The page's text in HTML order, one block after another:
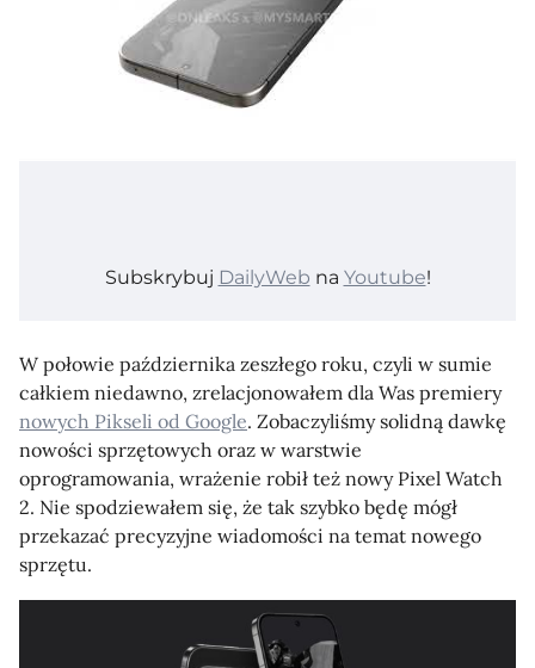
Subskrybuj DailyWeb na Youtube!
W połowie października zeszłego roku, czyli w sumie
całkiem niedawno, zrelacjonowałem dla Was premiery
nowych Pikseli od Google. Zobaczyliśmy solidną dawkę
nowości sprzętowych oraz w warstwie
oprogramowania, wrażenie robił też nowy Pixel Watch
2. Nie spodziewałem się, że tak szybko będę mógł
przekazać precyzyjne wiadomości na temat nowego
sprzętu.